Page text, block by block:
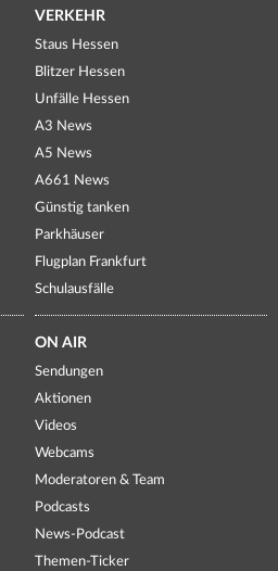
VERKEHR
Staus Hessen
Blitzer Hessen
Unfälle Hessen
A3 News
A5 News
A661 News
Günstig tanken
Parkhäuser
Flugplan Frankfurt
Schulausfälle
ON AIR
Sendungen
Aktionen
Videos
Webcams
Moderatoren & Team
Podcasts
News-Podcast
Themen-Ticker